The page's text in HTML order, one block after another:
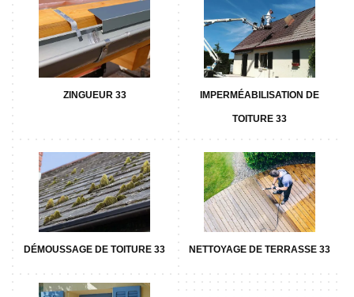
ZINGUEUR 33 IMPERMÉABILISATION DE
TOITURE 33
DÉMOUSSAGE DE TOITURE 33 NETTOYAGE DE TERRASSE 33